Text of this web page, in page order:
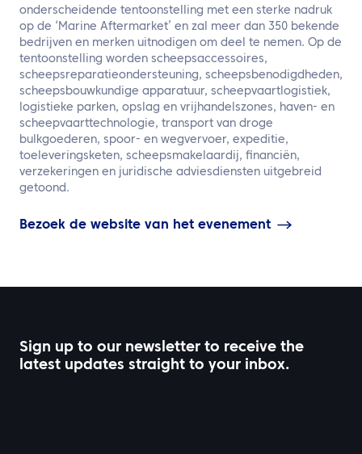
onderscheidende tentoonstelling met een sterke nadruk
op de ‘Marine Aftermarket’ en zal meer dan 350 bekende
bedrijven en merken uitnodigen om deel te nemen. Op de
tentoonstelling worden scheepsaccessoires,
scheepsreparatieondersteuning, scheepsbenodigdheden,
scheepsbouwkundige apparatuur, scheepvaartlogistiek,
logistieke parken, opslag en vrijhandelszones, haven- en
scheepvaarttechnologie, transport van droge
bulkgoederen, spoor- en wegvervoer, expeditie,
toeleveringsketen, scheepsmakelaardij, financiën,
verzekeringen en juridische adviesdiensten uitgebreid
getoond.
Bezoek de website van het evenement
Sign up to our newsletter to receive the
latest updates straight to your inbox.